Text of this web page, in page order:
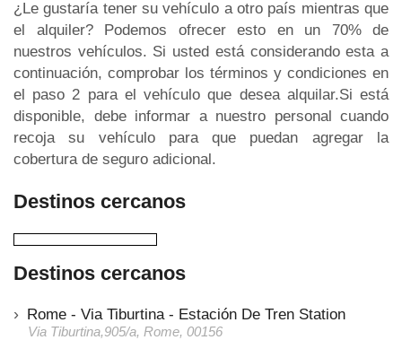
¿Le gustaría tener su vehículo a otro país mientras que
el alquiler? Podemos ofrecer esto en un 70% de
nuestros vehículos. Si usted está considerando esta a
continuación, comprobar los términos y condiciones en
el paso 2 para el vehículo que desea alquilar.Si está
disponible, debe informar a nuestro personal cuando
recoja su vehículo para que puedan agregar la
cobertura de seguro adicional.
Destinos cercanos
Destinos cercanos
Rome - Via Tiburtina - Estación De Tren Station
Via Tiburtina,905/a, Rome, 00156